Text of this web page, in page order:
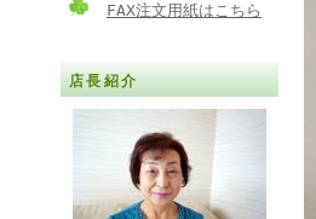
FAX注文用紙はこちら
店長紹介